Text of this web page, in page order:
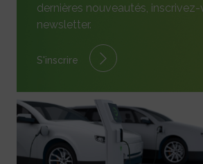
dernières nouveautés,
newsletter.
S'inscrire